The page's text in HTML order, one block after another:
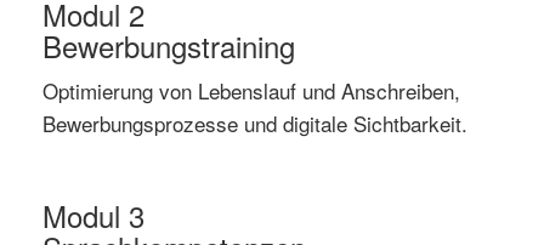
Modul 2
Bewerbungstraining
Optimierung von Lebenslauf und Anschreiben,
Bewerbungsprozesse und digitale Sichtbarkeit.
Modul 3